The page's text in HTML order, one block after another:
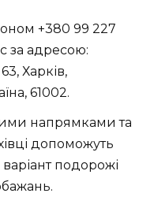
+380 99 227
за адресою:
Харків,
61002.
напрямками та
допоможуть
подорожі